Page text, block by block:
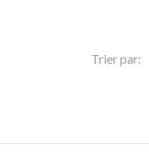
Trier par: